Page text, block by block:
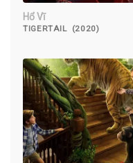
Hổ Vĩ
TIGERTAIL (2020)